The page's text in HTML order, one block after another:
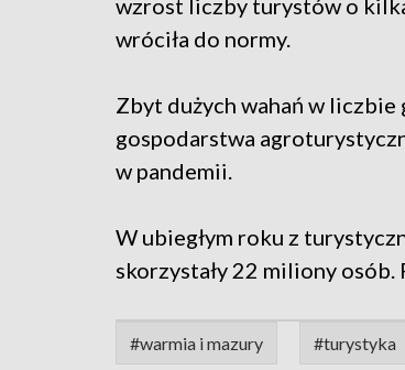
wróciła do normy.
Zbyt dużych wahań w
gospodarstwa
w pandemii.
W ubiegłym roku z
skorzystały 22 miliony osób.
#warmia i mazury #turystyka